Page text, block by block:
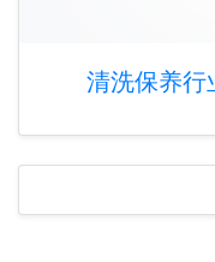
清洗保养